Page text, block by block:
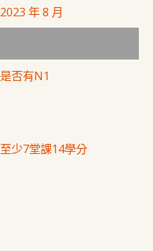
2023 年 8 月
是否有N1
至少7堂課14學分